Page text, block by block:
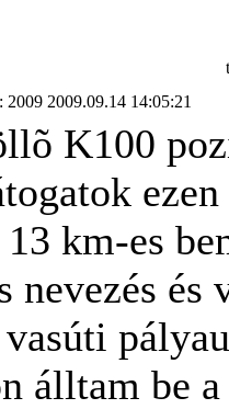
2009 2009.09.14 14:05:21
K100
km-es
nevezés
vasúti
álltam be